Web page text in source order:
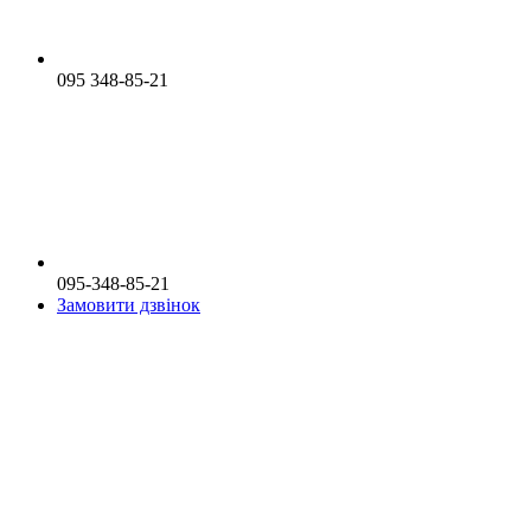
095 348-85-21
095-348-85-21
Замовити дзвінок